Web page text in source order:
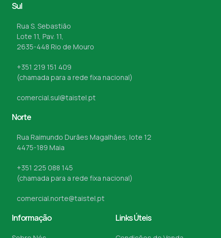
Sul
Rua S. Sebastião
Lote 11, Pav. 11,
2635-448 Rio de Mouro
+351 219 151 409
(chamada para a rede fixa nacional)
comercial.sul@taistel.pt
Norte
Rua Raimundo Durães Magalhães, lote 12
4475-189 Maia
+351 225 088 145
(chamada para a rede fixa nacional)
comercial.norte@taistel.pt
Informação Links Úteis